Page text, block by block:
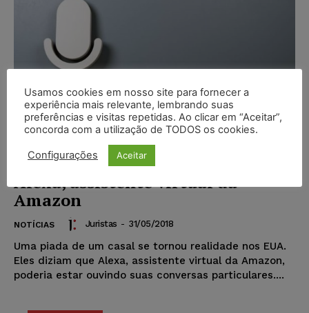
Conversa privada de casal foi
gravada e compartilhada por
Alexa, assistente virtual da
Amazon
NOTÍCIAS Juristas - 31/05/2018
Uma piada de um casal se tornou realidade nos EUA.
Eles diziam que Alexa, assistente virtual da Amazon,
poderia estar ouvindo suas conversas particulares....
Usamos cookies em nosso site para fornecer a
experiência mais relevante, lembrando suas
preferências e visitas repetidas. Ao clicar em “Aceitar”,
concorda com a utilização de TODOS os cookies.
Configurações Aceitar